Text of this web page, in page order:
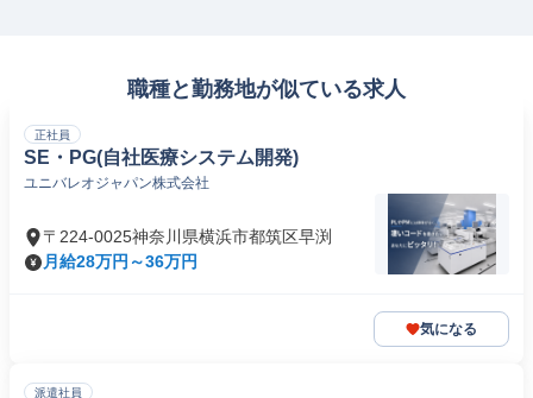
職種と勤務地が似ている求人
正社員
SE・PG(自社医療システム開発)
ユニバレオジャパン株式会社
〒224-0025神奈川県横浜市都筑区早渕
月給28万円～36万円
気になる
派遣社員